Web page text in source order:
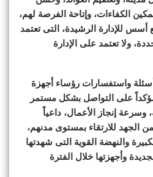
الكفاءات، وإتاحة الفرصة لهم،
أسس للإدارة الرشيدة، التى تعتمد
ولا تعتمد على الإدارة
واستفسارات رؤساء أجهزة
مؤكداً على التواصل بشكل مستمر
وسرعة إنجاز الأعمال، داعياً
الجهد للارتقاء بمستوى مدنهم،
والنهضة القوية التى شهدتها
وأجهزتها خلال الفترة